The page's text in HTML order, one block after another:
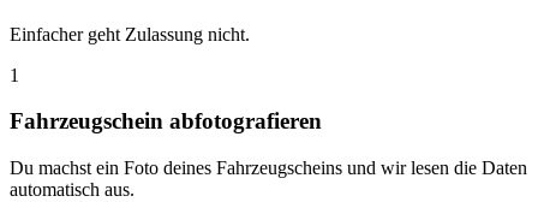
Einfacher geht Zulassung nicht.
1
Fahrzeugschein abfotografieren
Du machst ein Foto deines Fahrzeugscheins und wir lesen die Daten
automatisch aus.